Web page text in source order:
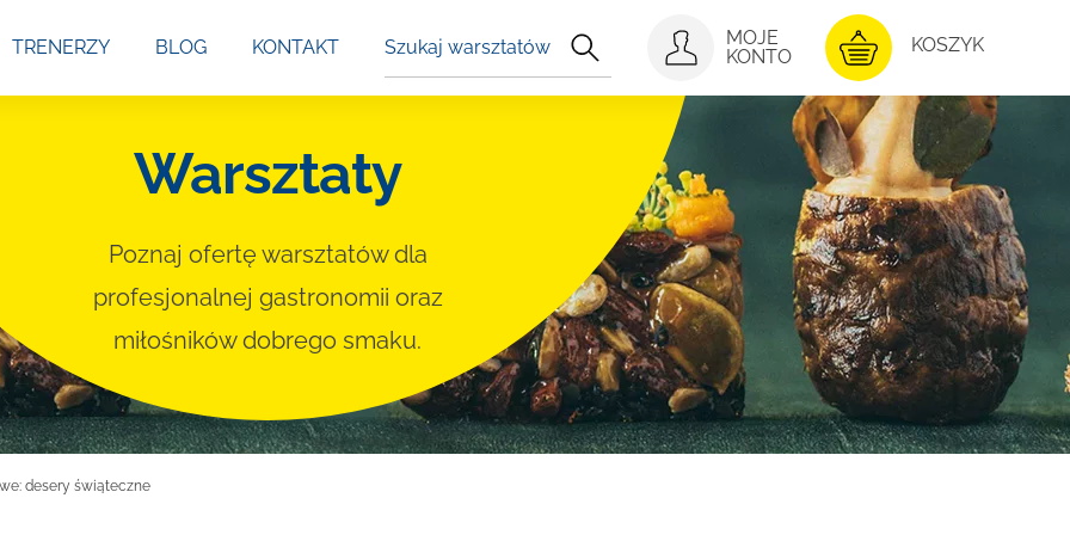
TRENERZY BLOG KONTAKT
Szukaj
warsztatów
MOJE
KONTO
Warsztaty
Poznaj ofertę warsztatów dla
profesjonalnej gastronomii oraz
miłośników dobrego smaku.
desery świąteczne